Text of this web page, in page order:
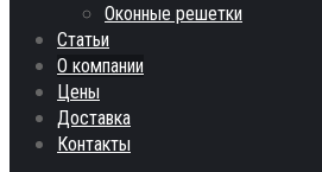
Оконные решетки
Статьи
О компании
Цены
Доставка
Контакты